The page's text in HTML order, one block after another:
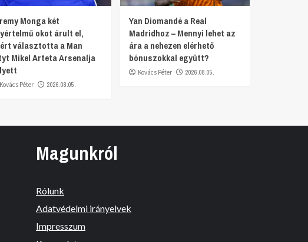
Monga két
okot árult el,
választotta a Man
Mikel Arteta Arsenalja
Kovács Péter 2026.08.05.
Yan Diomandé a Real
Madridhoz – Mennyi lehet az
ára a nehezen elérhető
bónuszokkal együtt?
Kovács Péter 2026.08.05.
Magunkról
Rólunk
Adatvédelmi irányelvek
Impresszum